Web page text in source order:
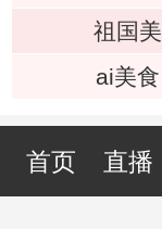
祖国美
ai美食
首页 直播